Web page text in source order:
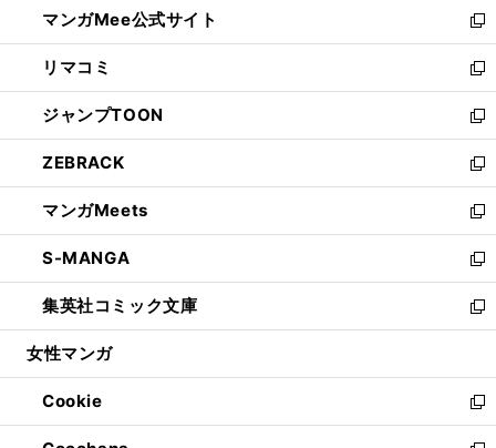
く
ド
ウ
で
開
く
ィ
ン
ド
ウ
で
開
く
い
ウ
ィ
ン
ド
ウ
で
開
く
マンガMee公式サイト
新
し
い
ウ
ィ
ン
ド
ウ
で
開
く
リマコミ
新
し
い
ウ
ィ
ン
ド
ウ
で
開
く
ジャンプTOON
新
し
い
ウ
ィ
ン
ド
ウ
で
開
ZEBRACK
新
し
い
ウ
ィ
ン
ド
ウ
開
く
マンガMeets
新
し
い
ウ
ィ
ン
ウ
で
開
S-MANGA
新
し
い
ウ
ン
ド
ウ
集英社コミック文庫
新
し
ウ
ィ
ン
女性マンガ
Cookie
新
し